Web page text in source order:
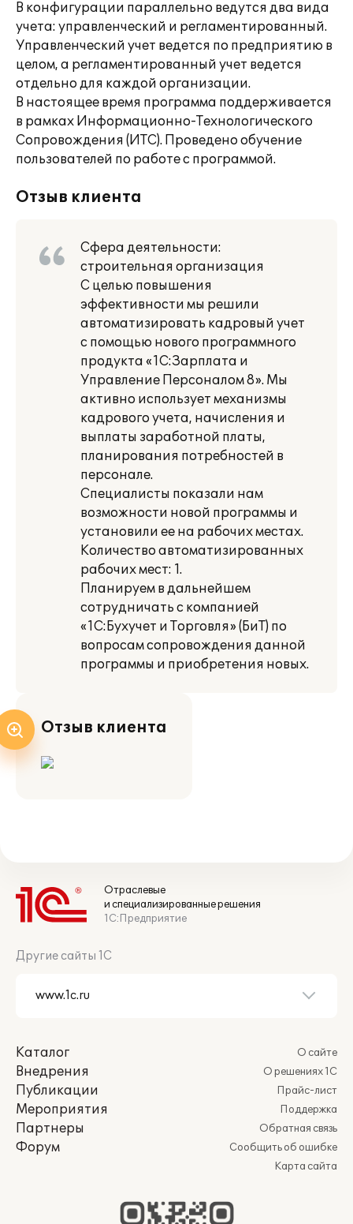
В конфигурации параллельно ведутся два вида
учета: управленческий и регламентированный.
Управленческий учет ведется по предприятию в
целом, а регламентированный учет ведется
отдельно для каждой организации.
В настоящее время программа поддерживается
в рамках Информационно-Технологического
Сопровождения (ИТС). Проведено обучение
пользователей по работе с программой.
Отзыв клиента
Сфера деятельности:
строительная организация
С целью повышения
эффективности мы решили
автоматизировать кадровый учет
с помощью нового программного
продукта «1С:Зарплата и
Управление Персоналом 8». Мы
активно использует механизмы
кадрового учета, начисления и
выплаты заработной платы,
планирования потребностей в
персонале.
Специалисты показали нам
возможности новой программы и
установили ее на рабочих местах.
Количество автоматизированных
рабочих мест: 1.
Планируем в дальнейшем
сотрудничать с компанией
«1С:Бухучет и Торговля» (БиТ) по
вопросам сопровождения данной
программы и приобретения новых.
Отзыв клиента
Отраслевые
и специализированные решения
1С:Предприятие
Другие сайты 1С
Каталог
Внедрения
Публикации
Мероприятия
Партнеры
Форум
О сайте
О решениях 1С
Прайс-лист
Поддержка
Обратная связь
Сообщить об ошибке
Карта сайта